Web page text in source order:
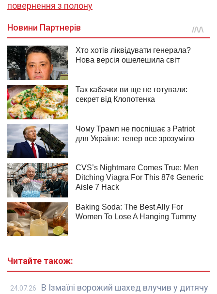
повернення з полону
Читайте також:
В Ізмаїлі ворожий шахед влучив у дитячу
24.07.26